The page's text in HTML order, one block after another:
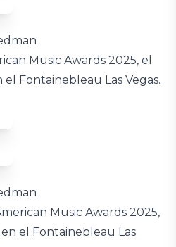
Music Awards 2025, el
Fontainebleau Las Vegas.
Music Awards 2025,
el Fontainebleau Las